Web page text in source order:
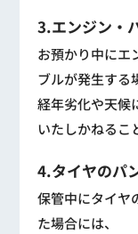
3.エンジン・
お預かり中にエ
ブルが発生する
経年劣化や天候
いたしかねるこ
4.タイヤのパ
保管中にタイヤ
た場合には、